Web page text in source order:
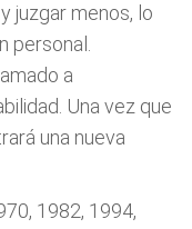
juzgar menos, lo
personal.
a
Una vez que
una nueva
1982, 1994,